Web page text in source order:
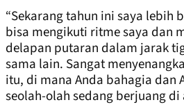
“Sekarang tahun ini saya lebih
bisa mengikuti ritme saya dan
delapan putaran dalam jarak
sama lain. Sangat
itu, di mana Anda bahagia dan
seolah-olah sedang berjuang